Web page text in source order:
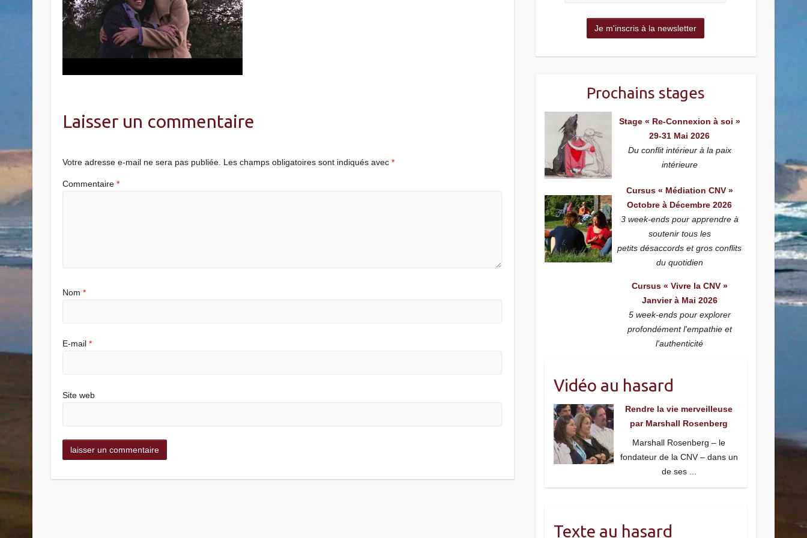
Laisser un commentaire
Votre adresse e-mail ne sera pas publiée. Les champs obligatoires sont indiqués avec *
Commentaire *
Nom *
E-mail *
Site web
Prochains stages
Stage « Re-Connexion à soi »
29-31 Mai 2026
Du conflit intérieur à la paix
intérieure
Cursus « Médiation CNV »
Octobre à Décembre 2026
3 week-ends pour apprendre à
soutenir tous les
petits désaccords et gros conflits
du quotidien
Cursus « Vivre la CNV »
Janvier à Mai 2026
5 week-ends pour explorer
profondément l'empathie et
l'authenticité
Vidéo au hasard
Rendre la vie merveilleuse
par Marshall Rosenberg
Marshall Rosenberg – le
fondateur de la CNV – dans un
de ses
Texte au hasard